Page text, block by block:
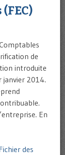
de
introduite
janvier 2014.
En
des